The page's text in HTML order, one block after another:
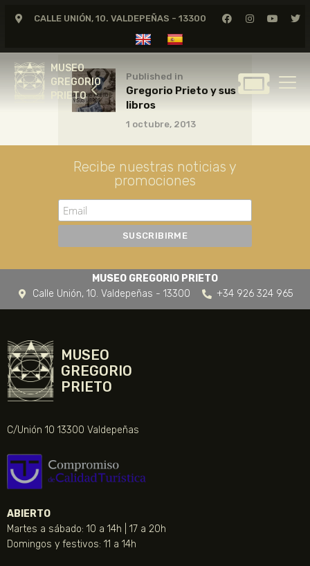
CALLE UNIÓN, 10. VALDEPEÑAS - 13300
MUSEO
GREGORIO
PRIETO
MUSEO
GREGORIO
GREGORIO PRIETO
CERTAMEN DE DIBUJO
FUNDACIÓN
TIENDA
NOTICIAS
Published in
Gregorio Prieto y sus
libros
1 octubre, 2013
Recibe nuestras noticias y
promociones
MUSEO GREGORIO PRIETO
Calle Unión, 10. Valdepeñas - 13300
+34 926 324 965
MUSEO
GREGORIO
PRIETO
C/Unión 10 13300 Valdepeñas
ABIERTO
Martes a sábado: 10 a 14h | 17 a 20h
Domingos y festivos: 11 a 14h